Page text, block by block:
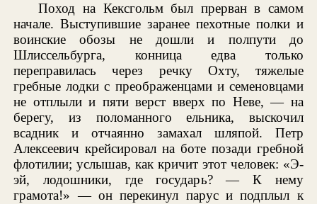
Поход на Кексгольм был прерван в самом
начале. Выступившие заранее пехотные полки и
воинские обозы не дошли и полпути до
Шлиссельбурга, конница едва только
переправилась через речку Охту, тяжелые
гребные лодки с преображенцами и семеновцами
не отплыли и пяти верст вверх по Неве, — на
берегу, из поломанного ельника, выскочил
всадник и отчаянно замахал шляпой. Петр
Алексеевич крейсировал на боте позади гребной
флотилии; услышав, как кричит этот человек: «Э-
эй, лодошники, где государь? — К нему
грамота!» — он перекинул парус и подплыл к